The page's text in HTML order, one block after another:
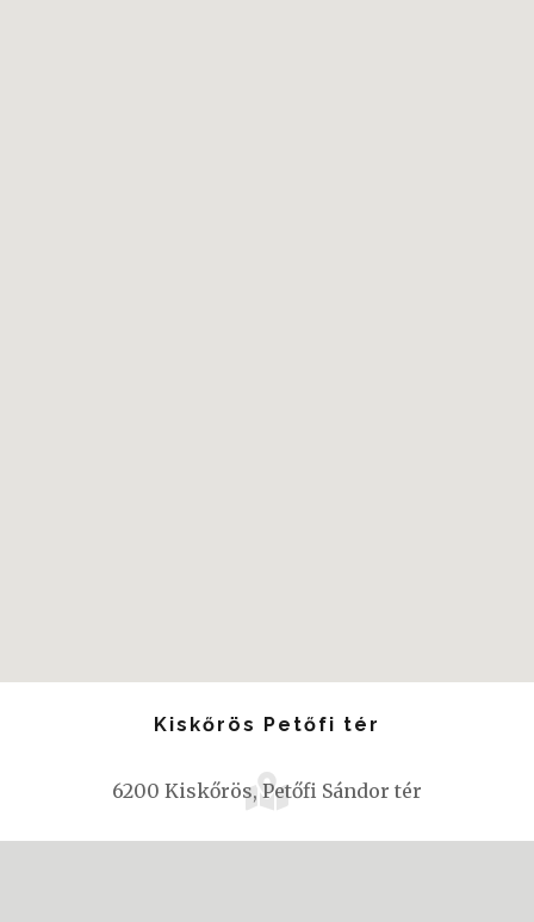
Kiskőrös Petőfi tér
6200 Kiskőrös, Petőfi Sándor tér